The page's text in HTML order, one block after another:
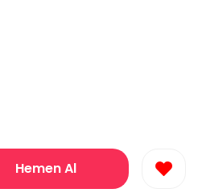
Hemen Al